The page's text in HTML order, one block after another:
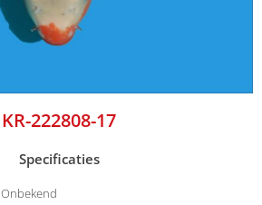
KR-222808-17
Specificaties
Onbekend